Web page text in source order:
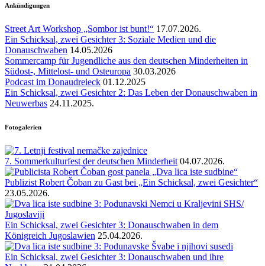
Ankündigungen
Street Art Workshop „Sombor ist bunt!“ 17.07.2026.
Ein Schicksal, zwei Gesichter 3: Soziale Medien und die
Donauschwaben 14.05.2026
Sommercamp für Jugendliche aus den deutschen Minderheiten in
Südost-, Mittelost- und Osteuropa 30.03.2026
Podcast im Donaudreieck 01.12.2025
Ein Schicksal, zwei Gesichter 2: Das Leben der Donauschwaben in
Neuwerbas 24.11.2025.
Fotogalerien
7. Sommerkulturfest der deutschen Minderheit 04.07.2026.
Publizist Robert Čoban zu Gast bei „Ein Schicksal, zwei Gesichter“
23.05.2026.
Ein Schicksal, zwei Gesichter 3: Donauschwaben in dem
Königreich Jugoslawien 25.04.2026.
Ein Schicksal, zwei Gesichter 3: Donauschwaben und ihre